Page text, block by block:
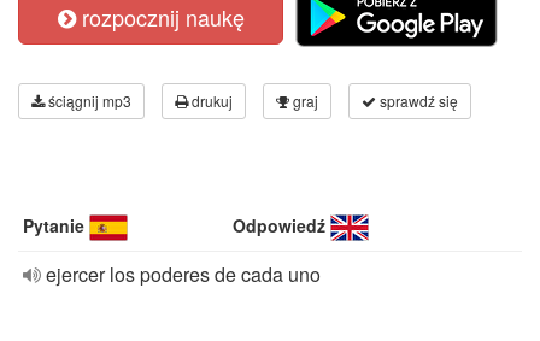
rozpocznij naukę
ściągnij mp3 drukuj graj sprawdź się
Pytanie Odpowiedź
ejercer los poderes de cada uno